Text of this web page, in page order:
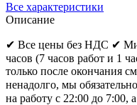
Все характеристики
Описание
✔ Все цены без НДС ✔
часов (7 часов работ и 1
только после окончания
ненадолго, мы
на работу с 22:00 до